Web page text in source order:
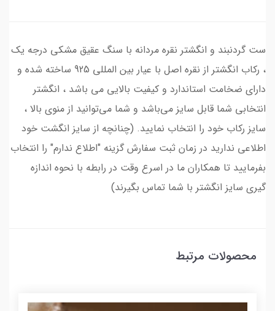
ست گردنبند و انگشتر نقره مردانه با سنگ عقیق مشکی درجه یک
، رکاب انگشتر از نقره اصل با عیار بین المللی 925 ساخته شده و
دارای ضخامت استاندارد و کیفیت بالایی می‌ باشد ، انگشتر
انتخابی شما قابل سایز می‌باشد و شما می‌توانید از منوی بالا ،
سایز رکاب خود را انتخاب نمایید. (چنانچه از سایز انگشت خود
اطلاعی ندارید در زمان ثبت سفارش گزینه "اطلاع ندارم" را انتخاب
بفرمایید تا همکاران ما در اسرع وقت در رابطه با نحوه اندازه
گیری سایز انگشتر با شما تماس بگیرند)
محصولات مرتبط